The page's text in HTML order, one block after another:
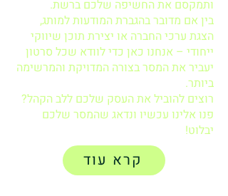
ותמקסם את החשיפה שלכם ברשת.
בין אם מדובר בהגברת המודעות למותג,
הצגת ערכי החברה או יצירת תוכן שיווקי
ייחודי – אנחנו כאן כדי לוודא שכל סרטון
יעביר את המסר בצורה המדויקת והמרשימה
ביותר.
רוצים להוביל את העסק שלכם ללב הקהל?
פנו אלינו עכשיו ונדאג שהמסר שלכם
יבלוט!
קרא עוד